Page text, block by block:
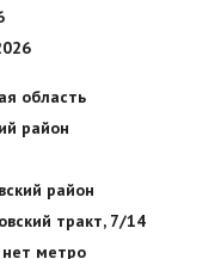
Юстиции РБ
область
район
район
тракт, 7/14
метро